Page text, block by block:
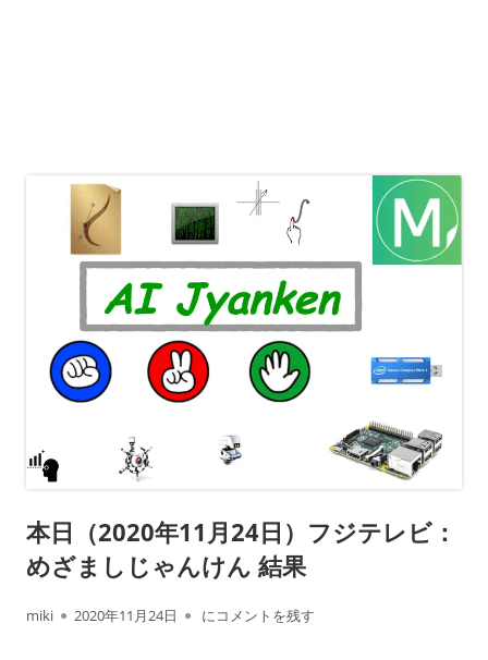
本日（2020年11月24日）フジテレビ：
めざましじゃんけん 結果
作
miki
公
2020年11月24日 本日（2020年11月24日）フジテレビ： めざ
にコメントを残す